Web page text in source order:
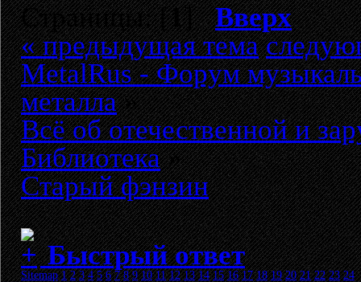
Страницы: [1]Вверх
« предыдущая тема
MetalRus - Форум
металла»
Всё об отечественной и
Библиотека»
Старый фэнзин
Быстрый ответ
Sitemap 1 2 3 4 5 6 7 8 9 10 11 12 13 14 15 16 17 18 19 20 21 22 23 24